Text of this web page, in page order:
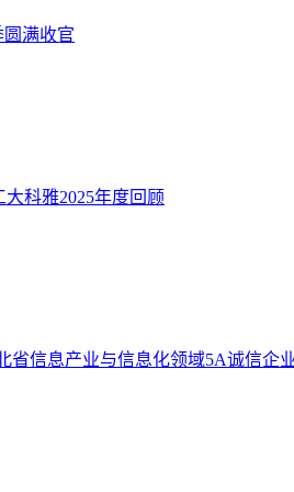
满收官
科雅2025年度回顾
省信息产业与信息化领域5A诚信企